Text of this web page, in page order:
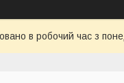
в робочий час з